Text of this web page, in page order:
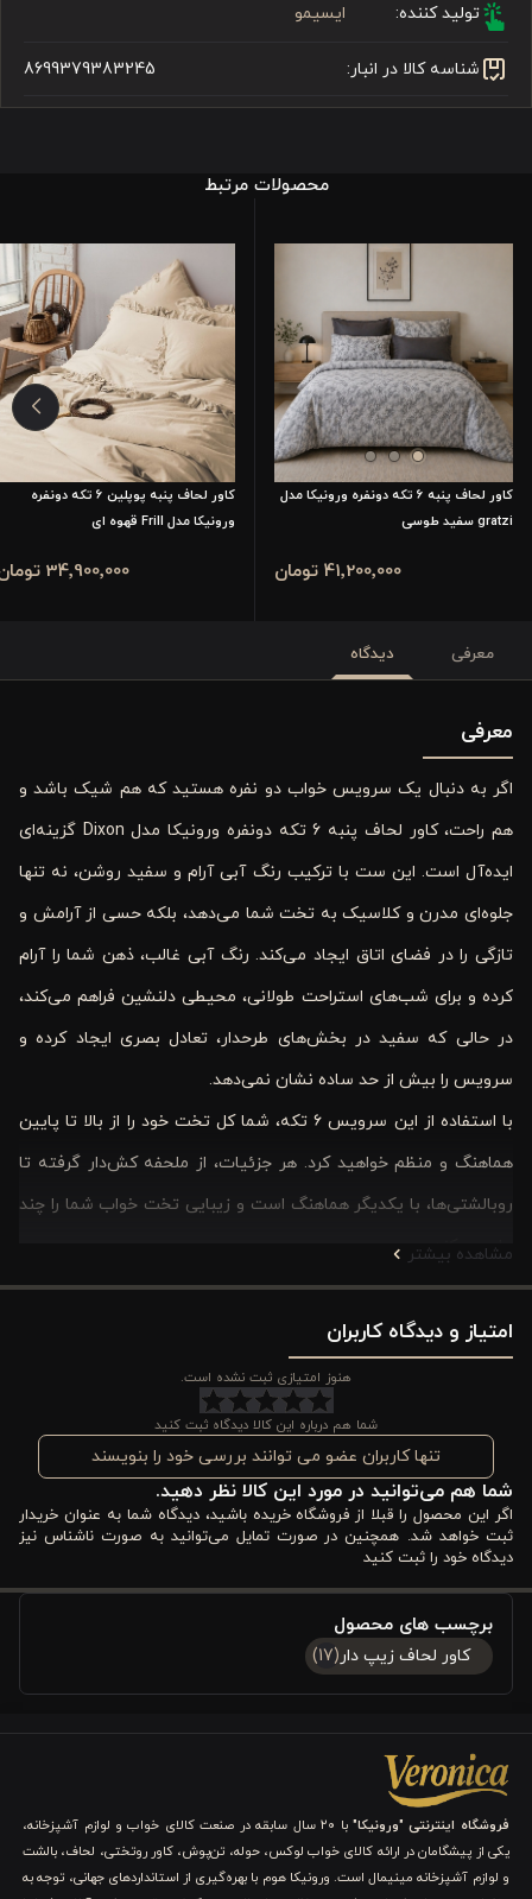
تولید کننده: ایسیمو
شناسه کالا در انبار: 8699379383245
محصولات مرتبط
کاور لحاف پنبه 6 تکه دونفره ورونیکا مدل
gratzi سفید طوسی
41٬200٬000 تومان
کاور لحاف پنبه پوپلین 6 تکه دونفره
ورونیکا مدل Frill قهوه ای
34٬900٬000 تومان
معرفی دیدگاه
معرفی
اگر به دنبال یک سرویس خواب دو نفره هستید که هم شیک باشد و
هم راحت، کاور لحاف پنبه 6 تکه دونفره ورونیکا مدل Dixon گزینه‌ای
ایده‌آل است. این ست با ترکیب رنگ آبی آرام و سفید روشن، نه تنها
جلوه‌ای مدرن و کلاسیک به تخت شما می‌دهد، بلکه حسی از آرامش و
تازگی را در فضای اتاق ایجاد می‌کند. رنگ آبی غالب، ذهن شما را آرام
کرده و برای شب‌های استراحت طولانی، محیطی دلنشین فراهم می‌کند،
در حالی که سفید در بخش‌های طرحدار، تعادل بصری ایجاد کرده و
سرویس را بیش از حد ساده نشان نمی‌دهد.
با استفاده از این سرویس ۶ تکه، شما کل تخت خود را از بالا تا پایین
هماهنگ و منظم خواهید کرد. هر جزئیات، از ملحفه کش‌دار گرفته تا
روبالشتی‌ها، با یکدیگر هماهنگ است و زیبایی تخت خواب شما را چند
برابر می‌کند.
جنس 100 درصد پنبه لوکس ریزبافت این محصول باعث می‌شود که
خواب شما راحت، خنک و بدون تعریق باشد و برای تمام فصول سال
مناسب باشد. این سرویس علاوه بر ظاهر جذاب، با قابلیت شستشوی
آسان و دوام بالا، یک سرمایه‌گذاری مقرون‌به‌صرفه برای خانه شما
محسوب می‌شود.
مزایا و ویژگی‌های کاور لحاف پنبه 6 تکه دونفره ورونیکا
مدل dixon آبی سفید
ست لحاف ۶ تکه ورونیکا مدل Dixon نه تنها یک سرویس خواب زیبا و
شیک است، بلکه ویژگی‌های کلیدی آن باعث می‌شود تجربه خواب شما
راحت، آرام‌بخش و منظم باشد. این مزایا حول سه محور اصلی یعنی
حس و حال اتاق و کیفیت خواب شما دارند.
رنگ‌های آبی آرام و سفید روشن باعث می‌شوند اتاق خواب شما حس
مشاهده بیشتر
امتیاز و دیدگاه کاربران
هنوز امتیازی ثبت نشده است.
شما هم درباره این کالا دیدگاه ثبت کنید
تنها کاربران عضو می توانند بررسی خود را بنویسند
شما هم می‌توانید در مورد این کالا نظر دهید.
اگر این محصول را قبلا از فروشگاه خریده باشید، دیدگاه شما به عنوان خریدار
ثبت خواهد شد. همچنین در صورت تمایل می‌توانید به صورت ناشناس نیز
دیدگاه خود را ثبت کنید
برچسب های محصول
کاور لحاف زیپ دار(17)
فروشگاه اینترنتی "ورونیکا"
با ۲۰ سال سابقه در صنعت کالای خواب و لوازم آشپزخانه،
یکی از پیشگامان در ارائه کالای خواب لوکس، حوله، تن‌پوش، کاور روتختی، لحاف، بالشت
و لوازم آشپزخانه مینیمال است. ورونیکا هوم با بهره‌گیری از استانداردهای جهانی، توجه به